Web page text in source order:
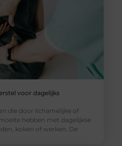
voor dagelijks
die door lichamelijke of
hebben met dagelijkse
koken of werken. De